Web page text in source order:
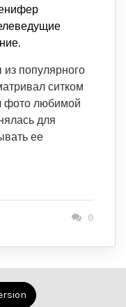
популярного
ситком
фото любимой
для
ее
0